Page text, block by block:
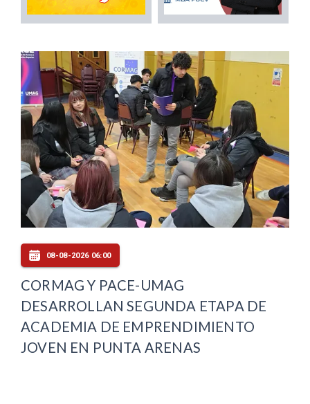
08-08-2026 06:00
CORMAG Y PACE-UMAG
DESARROLLAN SEGUNDA ETAPA DE
ACADEMIA DE EMPRENDIMIENTO
JOVEN EN PUNTA ARENAS